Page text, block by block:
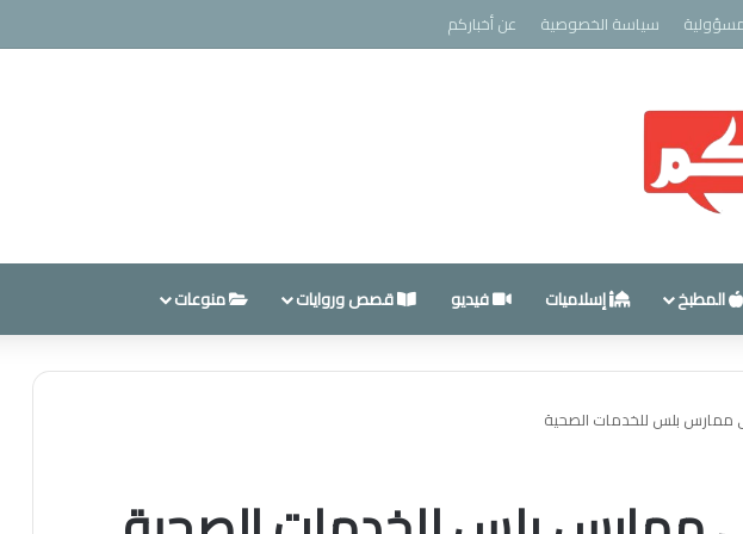
سياسة الخصوصية عن أخباركم
المطبخ إسلاميات فيديو قصص وروايات منوعات
ممارس بلس للخدمات الصحية